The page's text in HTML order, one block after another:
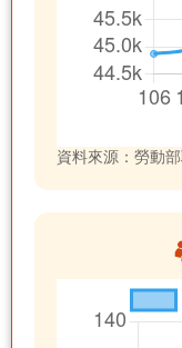
資料來源：勞動